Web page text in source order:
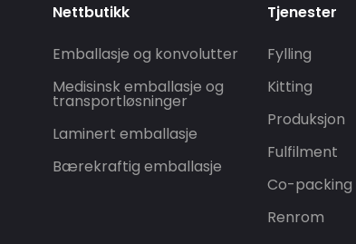
Nettbutikk
Emballasje og konvolutter
Medisinsk emballasje og
transportløsninger
Laminert emballasje
Bærekraftig emballasje
Tjenester
Fylling
Kitting
Produksjon
Fulfilment
Co-packing
Renrom